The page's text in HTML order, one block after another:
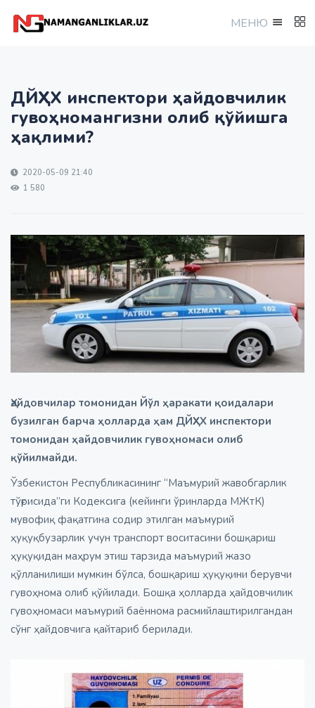
МEНЮ
ДЙҲХХ инспектори ҳайдовчилик
гувоҳномангизни олиб қўйишга
ҳақлими?
2020-05-09 21:40
1 580
Ҳайдовчилар томонидан Йўл ҳаракати қоидалари
бузилган барча ҳолларда ҳам ДЙҲХХ инспектори
томонидан ҳайдовчилик гувоҳномаси олиб
қўйилмайди.
Ўзбекистон Республикасининг “Маъмурий жавобгарлик
тўғрисида”ги Кодексига (кейинги ўринларда МЖтК)
мувофиқ фақатгина содир этилган маъмурий
ҳуқуқбузарлик учун транспорт воситасини бошқариш
ҳуқуқидан маҳрум этиш тарзида маъмурий жазо
қўлланилиши мумкин бўлса, бошқариш ҳуқуқини берувчи
гувоҳнома олиб қўйилади. Бошқа ҳолларда ҳайдовчилик
гувоҳномаси маъмурий баённома расмийлаштирилгандан
сўнг ҳайдовчига қайтариб берилади.